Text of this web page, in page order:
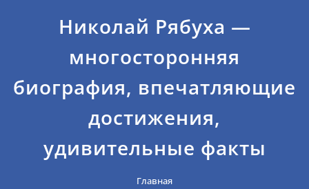
Николай Рябуха —
многосторонняя
биография, впечатляющие
достижения,
удивительные факты
Главная